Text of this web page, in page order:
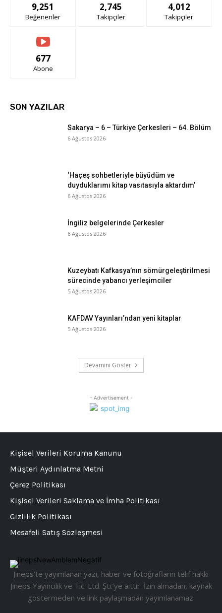
9,251
Beğenenler
2,745
Takipçiler
4,012
Takipçiler
677
Abone
SON YAZILAR
Sakarya – 6 – Türkiye Çerkesleri – 64. Bölüm
6 Ağustos 2026
‘Haçeş sohbetleriyle büyüdüm ve
duyduklarımı kitap vasıtasıyla aktardım’
6 Ağustos 2026
İngiliz belgelerinde Çerkesler
6 Ağustos 2026
Kuzeybatı Kafkasya’nın sömürgeleştirilmesi
sürecinde yabancı yerleşimciler
5 Ağustos 2026
KAFDAV Yayınları’ndan yeni kitaplar
5 Ağustos 2026
Devamını Göster
- Advertisement -
Jineps’te yayımlanan yazı, haber ve fotoğrafların telif hakkı
Jineps Yayıncılık ve Tic. Ltd. Şti.’ye aittir. İzin almadan, kaynak
göstermeden ve link paylaşmadan yayımlanamaz.
Kişisel Verileri Koruma Kanunu
Müşteri Aydınlatma Metni
Çerez Politikası
Kişisel Verileri Saklama ve İmha Politikası
Gizlilik Politikası
Mesafeli Satış Sözleşmesi